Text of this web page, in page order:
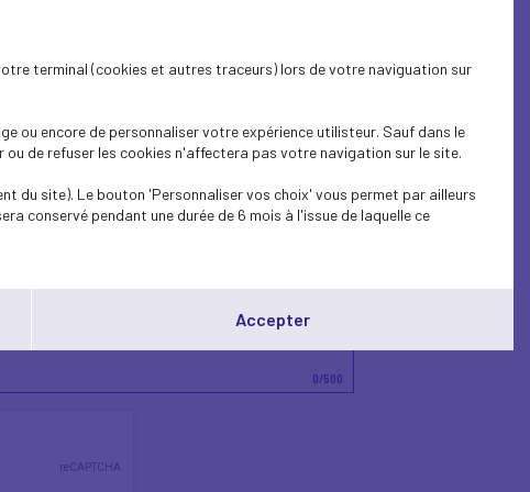
0/500
terminal (cookies et autres traceurs) lors de votre naviguation sur
ou encore de personnaliser votre expérience utilisteur. Sauf dans le
de refuser les cookies n'affectera pas votre navigation sur le site.
du site). Le bouton 'Personnaliser vos choix' vous permet par ailleurs
conservé pendant une durée de 6 mois à l'issue de laquelle ce
Accepter